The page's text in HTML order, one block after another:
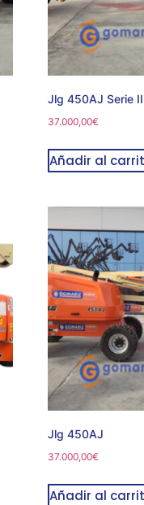
Jlg 450AJ Serie II
37.000,00€
Añadir al
Jlg 450AJ
37.000,00€
Añadir al